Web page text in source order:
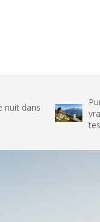
Purificateur
vraiment
testé le